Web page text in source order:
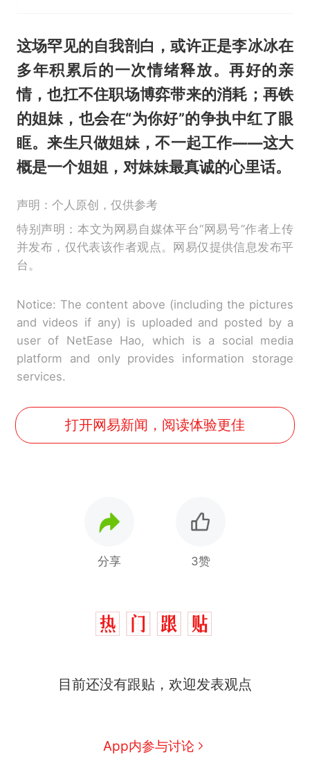
这场罕见的自我剖白，或许正是李冰冰在
多年积累后的一次情绪释放。再好的亲
情，也扛不住职场博弈带来的消耗；再铁
的姐妹，也会在“为你好”的争执中红了眼
眶。来生只做姐妹，不一起工作——这大
概是一个姐姐，对妹妹最真诚的心里话。
声明：个人原创，仅供参考
特别声明：本文为网易自媒体平台“网易号”作者上传
并发布，仅代表该作者观点。网易仅提供信息发布平
台。
Notice: The content above (including the pictures
and videos if any) is uploaded and posted by a
user of NetEase Hao, which is a social media
platform and only provides information storage
services.
打开网易新闻，阅读体验更佳
分享 3赞
目前还没有跟贴，欢迎发表观点
App内参与讨论
热
那个在床头放菜刀的女孩，
交5060元才肯搬上楼！女子傻
空调24小时开着反而更省电？
电力部门回应